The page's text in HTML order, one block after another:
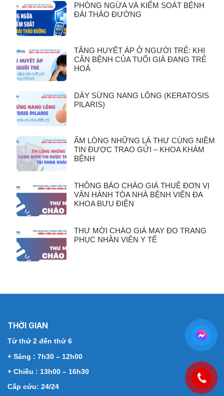
PHÒNG NGỪA VÀ KIỂM SOÁT BỆNH
ĐÁI THÁO ĐƯỜNG
TĂNG HUYẾT ÁP Ở NGƯỜI TRẺ: KHI
CĂN BỆNH CỦA TUỔI GIÀ ĐANG TRẺ
HOÁ
DÀY SỪNG NANG LÔNG (KERATOSIS
PILARIS)
ẤM LÒNG NHỮNG LÁ THƯ CÙNG NIỀM
TIN ĐƯỢC TRAO GỬI – KHOA KHÁM
BỆNH
THÔNG BÁO CHÀO GIÁ THUÊ ĐƠN VỊ
VẬN HÀNH TÒA NHÀ BỆNH VIỆN ĐA
KHOA BƯU ĐIỆN
THƯ MỜI CHÀO GIÁ MAY ĐO TRANG
PHỤC NHÂN VIÊN Y TẾ
THỜI GIAN
Từ thứ 2 đến thứ 6
+ Sáng : 7h30 – 12h00
+ Chiều : 13h00 – 16h30
Cấp cứu: 24/24